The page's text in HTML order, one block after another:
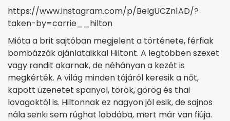
https://www.instagram.com/p/BeIgUCZn1AD/?
taken-by=carrie__hilton
Mióta a brit sajtóban megjelent a története, férfiak
bombázzák ajánlataikkal Hiltont. A legtöbben szexet
vagy randit akarnak, de néhányan a kezét is
megkérték. A világ minden tájáról keresik a nőt,
kapott üzenetet spanyol, török, görög és thai
lovagoktól is. Hiltonnak ez nagyon jól esik, de sajnos
nála senki sem rúghat labdába, mert már van fiúja.